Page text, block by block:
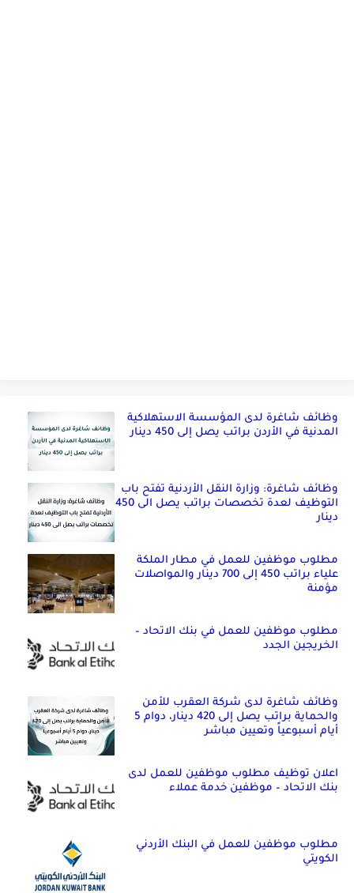
وظائف شاغرة لدى المؤسسة الاستهلاكية
المدنية في الأردن براتب يصل إلى 450 دينار
وظائف شاغرة: وزارة النقل الأردنية تفتح باب
التوظيف لعدة تخصصات براتب يصل الى 450
دينار
مطلوب موظفين للعمل في مطار الملكة
علياء براتب 450 إلى 700 دينار والمواصلات
مؤمنة
مطلوب موظفين للعمل في بنك الاتحاد –
الخريجين الجدد
وظائف شاغرة لدى شركة العقرب للأمن
والحماية براتب يصل إلى 420 دينار، دوام 5
أيام أسبوعياً وتعيين مباشر
اعلان توظيف مطلوب موظفين للعمل لدى
بنك الاتحاد – موظفين خدمة عملاء
مطلوب موظفين للعمل في البنك الأردني
الكويتي